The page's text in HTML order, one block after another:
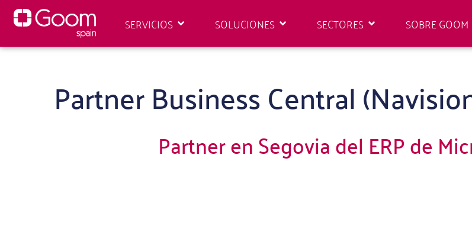
SERVICIOS SOLUCIONES SECTORES SOBRE GOOM
Partner Business Central
Partner en Segovia del ERP de